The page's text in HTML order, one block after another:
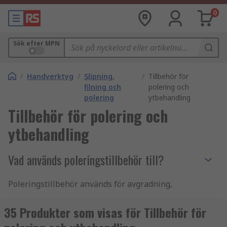
0
Sök efter MPN
/ Handverktyg / Slipning,
filning och
polering
/ Tillbehör för
polering och
ytbehandling
Tillbehör för polering och
ytbehandling
Vad används poleringstillbehör till?
Poleringstillbehör används för avgradning,
metallbearbetningsaktiviteter för att skapa en
slät finish som förstärker produkten, förhindrar
35 Produkter som visas för Tillbehör för